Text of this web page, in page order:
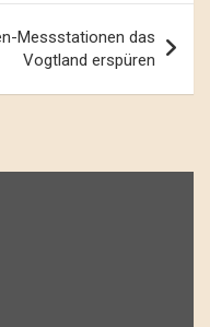
Messstationen das
Vogtland erspüren